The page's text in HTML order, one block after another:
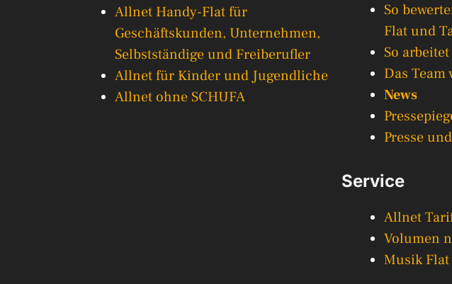
Allnet Handy-Flat für
Geschäftskunden, Unternehmen,
Selbstständige und Freiberufler
Allnet für Kinder und Jugendliche
Allnet ohne SCHUFA
So
Flat und
So
Das
News
Presse
Service
Allnet
Volumen
Musik